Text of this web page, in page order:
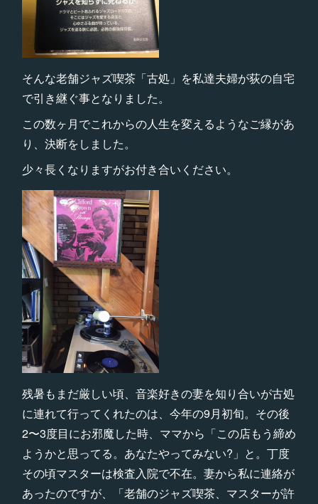
そんな老舗ジャズ喫茶「古処」を私達夫婦が荻の自宅
で引き継ぐ事となりました。
この数ヶ月でこれからの人生を変えるようなご縁があ
り、決断をしました。
少々長くなりますがお付き合いください。
残暑もまだ厳しい頃、音楽好きの妻を知り合いが古処
に連れて行ってくれたのは、今年の9月初旬。その後
2〜3度目にお邪魔した時、ママから「この店もう締め
ようかと思ってる。あなたやってみない?」と。丁度
その頃マスターは検査入院で不在。妻から私に連絡が
あったのですが、「老舗のジャズ喫茶、マスターが許